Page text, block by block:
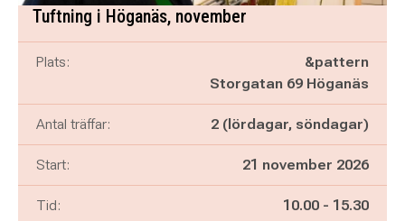
Tuftning i Höganäs, november
Plats:
&pattern
Storgatan 69 Höganäs
Antal träffar: 2 (lördagar, söndagar)
Start: 21 november 2026
Tid: Pågår mellan
10.00 - och
15.30